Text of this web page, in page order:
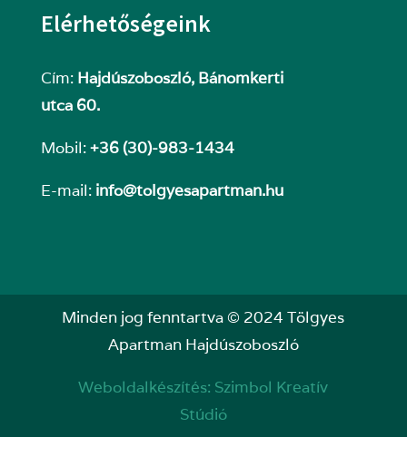
Elérhetőségeink
Cím: Hajdúszoboszló, Bánomkerti
utca 60.
Mobil:+36 (30)-983-1434
E-mail: info@tolgyesapartman.hu
Minden jog fenntartva © 2024 Tölgyes
Apartman Hajdúszoboszló
Weboldalkészítés: Szimbol Kreatív
Stúdió